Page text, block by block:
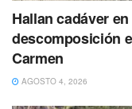
Hallan cadáver
descomposición
Carmen
AGOSTO 4, 2026